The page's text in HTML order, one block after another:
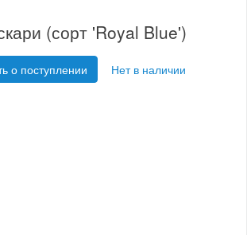
(сорт 'Royal Blue')
о поступлении Нет в наличии